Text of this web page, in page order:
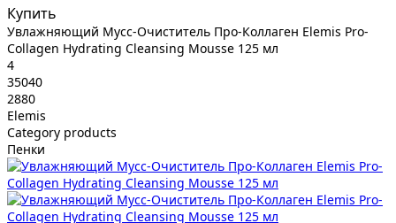
Купить
Увлажняющий Мусс-Очиститель Про-Коллаген Elemis Pro-
Collagen Hydrating Cleansing Mousse 125 мл
4
35040
2880
Elemis
Category products
Пенки